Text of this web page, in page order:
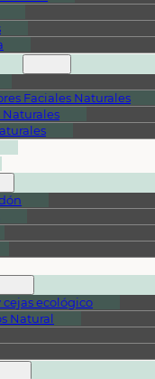
Faciales Naturales
Naturales
ecológico
Natural